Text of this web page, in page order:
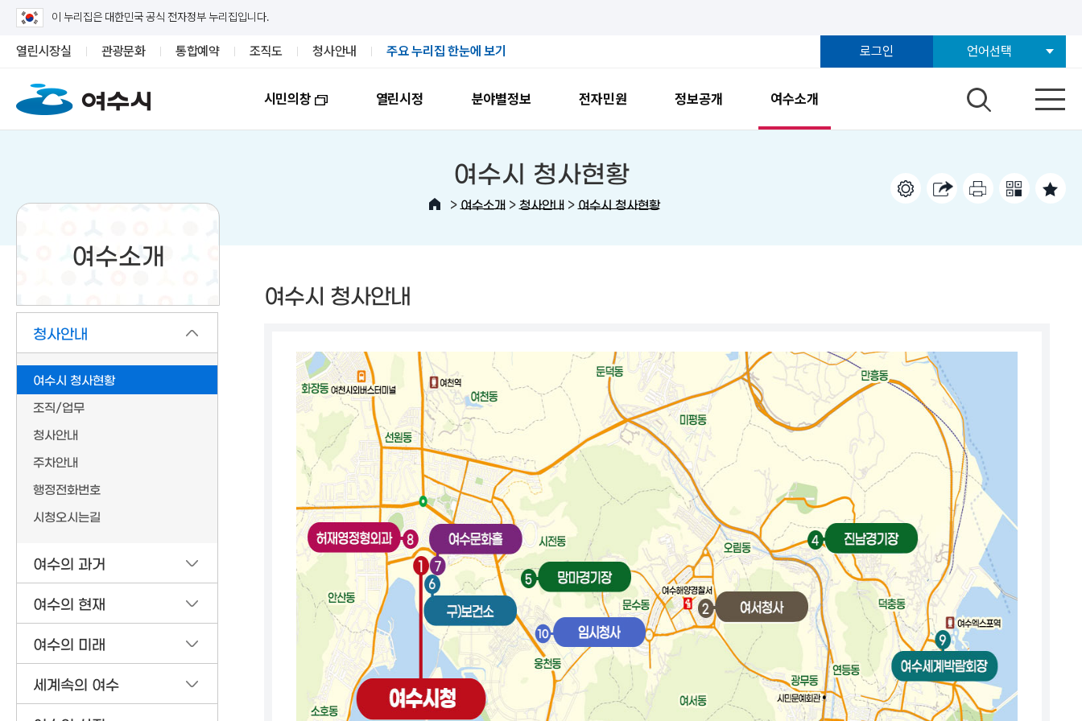
이 누리집은 대한민국 공식 전자정부 누리집입니다.
열린시장실 관광문화 통합예약 조직도 청사안내 주요 누리집 한눈에 보기 로그인 언어선택
시민의창 열린시정 분야별정보 전자민원 정보공개 여수소개
여수소개
청사안내
여수시 청사현황
조직/업무
청사안내
주차안내
행정전화번호
시청오시는길
여수의 과거
여수의 현재
여수의 미래
세계속의 여수
여수시 청사현황
> 여수소개> 청사안내> 여수시 청사현황
여수시 청사안내